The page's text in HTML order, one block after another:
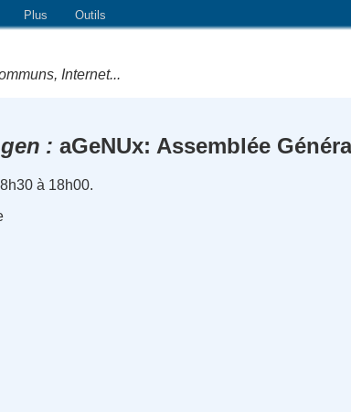
Plus Outils
Internet...
aGeNUx: Assemblée
à 18h00.